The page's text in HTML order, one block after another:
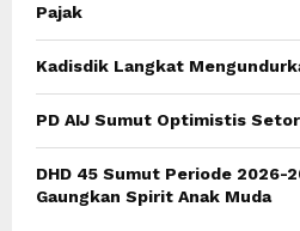
Pajak
Kadisdik Langkat
PD AIJ Sumut Optimistis Setor
DHD 45 Sumut Periode 2026-
Gaungkan Spirit Anak Muda